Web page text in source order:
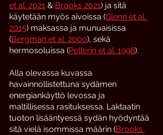
et al. 2021 & Brooks 2021) ja sitä
käytetään myös aivoissa (Glenn et al.
2015) maksassa ja munuaisissa
(Bergman et al. 2000), sekä
hermosoluissa (Pellerin et al. 1998).
Alla olevassa kuvassa
havainnollistettuna sydämen
energiankäyttö levossa ja
maltillisessa rasituksessa. Laktaatin
tuoton lisääntyessä sydän hyödyntää
sitä vielä isommissa määrin (Brooks